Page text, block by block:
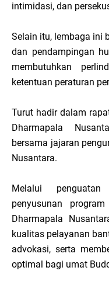
intimidasi, dan
Selain itu, lembaga ini
dan pendampingan
membutuhkan
ketentuan peraturan
Turut hadir dalam
Dharmapala
bersama jajaran
Nusantara.
Melalui
penyusunan
Dharmapala
kualitas pelayanan
advokasi, serta
optimal bagi umat